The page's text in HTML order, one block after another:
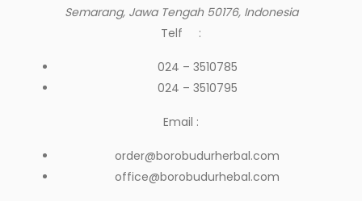
Semarang, Jawa Tengah 50176, Indonesia
Telf :
024 – 3510785
024 – 3510795
Email :
order@borobudurherbal.com
office@borobudurhebal.com